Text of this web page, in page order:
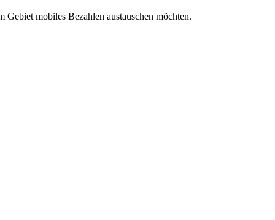
mobiles Bezahlen austauschen möchten.